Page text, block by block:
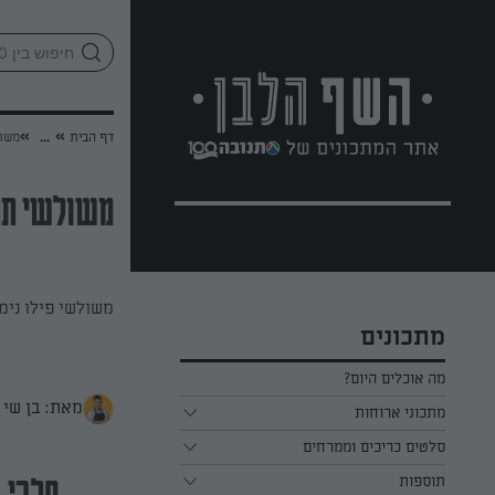
מתכונים
מה אוכלים היום?
מתכוני ארוחות
ארוחת בוקר
ארוחת צהריים
סלטים כריכים וממרחים
כל הסלטים כריכים וממרחים
תוספות
דף הבית »
...
»
משולשי
משולשי פילו
מאת: בן שי